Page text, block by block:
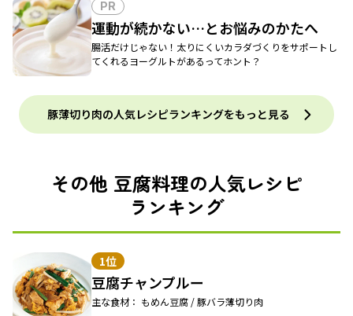
PR
運動が続かない…とお悩みのかたへ
腸活だけじゃない！太りにくいカラダづくりをサポートし
てくれるヨーグルトがあるってホント？
豚薄切り肉の人気レシピランキングをもっと見る
その他 豆腐料理の人気レシピ
ランキング
1位
豆腐チャンプルー
主な食材： もめん豆腐 / 豚バラ薄切り肉